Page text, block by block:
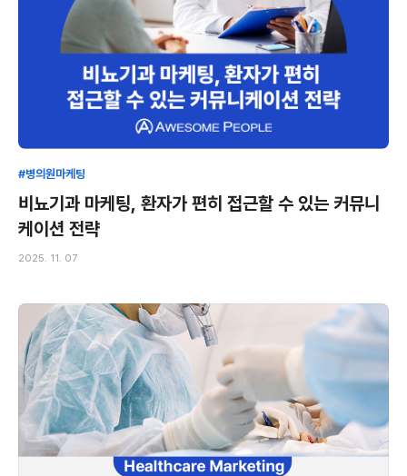
#병의원마케팅
비뇨기과 마케팅, 환자가 편히 접근할 수 있는 커뮤니
케이션 전략
2025. 11. 07